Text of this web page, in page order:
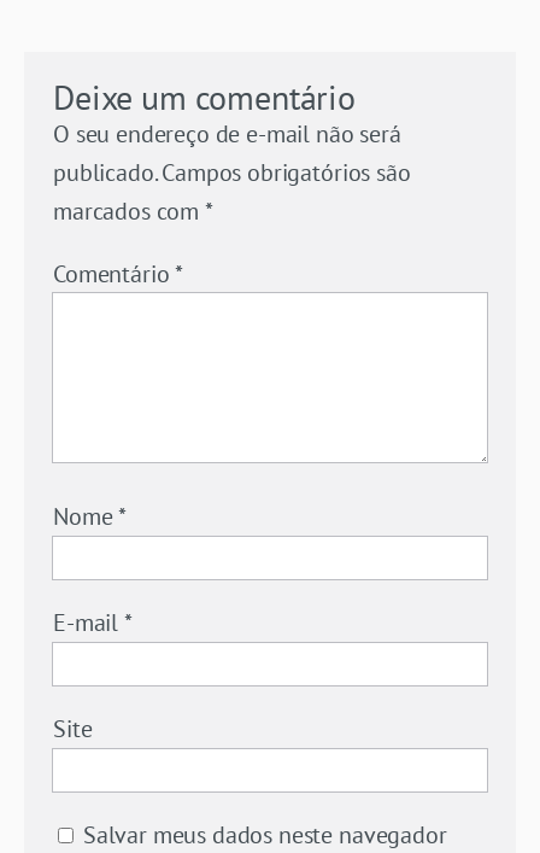
Deixe um comentário
O seu endereço de e-mail não será
publicado. Campos obrigatórios são
marcados com *
Comentário*
Nome*
E-mail*
Site
Salvar meus dados neste navegador